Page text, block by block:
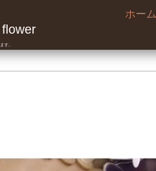
す。
ホーム